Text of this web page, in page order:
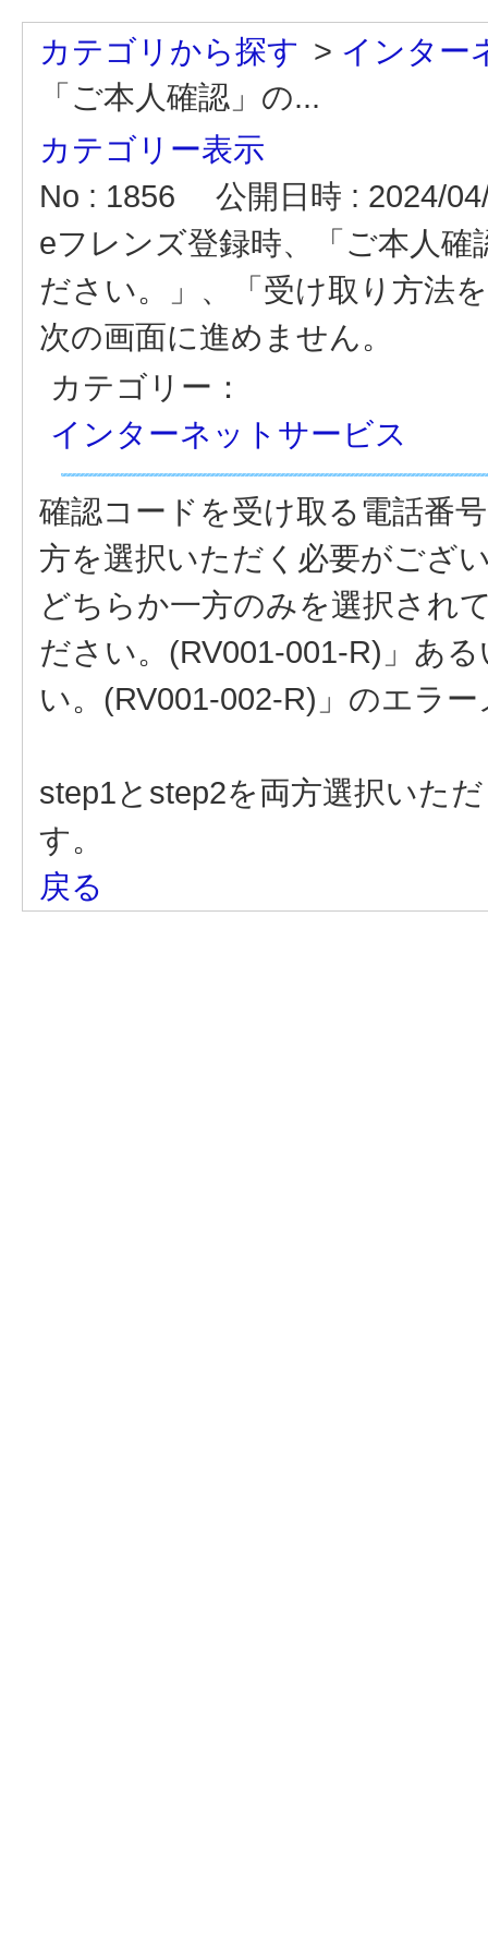
カテゴリから探す > インター
「ご本人確認」の...
カテゴリー表示
No : 1856
公開日時 : 2024/
eフレンズ登録時、「ご本人
ださい。」、「受け取り方法
次の画面に進めません。
カテゴリー：
インターネットサービス
確認コードを受け取る電話番
方を選択いただく必要がござ
どちらか一方のみを選択され
ださい。(RV001-001-R)」あ
い。(RV001-002-R)」のエラ
step1とstep2を両方選択いた
す。
戻る